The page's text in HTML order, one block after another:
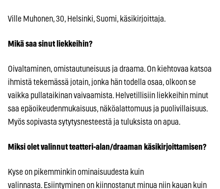
Ville Muhonen, 30, Helsinki, Suomi, käsikirjoittaja.
Mikä saa sinut liekkeihin?
Oivaltaminen, omistautuneisuus ja draama. On kiehtovaa katsoa
ihmistä tekemässä jotain, jonka hän todella osaa, olkoon se
vaikka pullataikinan vaivaamista. Helvetillisiin liekkeihin minut
saa epäoikeudenmukaisuus, näköalattomuus ja puolivillaisuus.
Myös sopivasta sytytysnesteestä ja tuluksista on apua.
Miksi olet valinnut teatteri-alan/draaman käsikirjoittamisen?
Kyse on pikemminkin ominaisuudesta kuin
valinnasta. Esiintyminen on kiinnostanut minua niin kauan kuin